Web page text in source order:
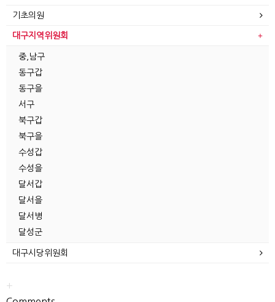
기초의원
대구지역위원회
중,남구
동구갑
동구을
서구
북구갑
북구을
수성갑
수성을
달서갑
달서을
달서병
달성군
대구시당위원회
+